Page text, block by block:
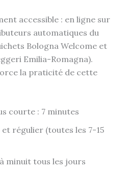
accessible : en ligne sur
automatiques du
Bologna Welcome et
Emilia-Romagna).
la praticité de cette
courte : 7 minutes
régulier (toutes les 7-15
minuit tous les jours